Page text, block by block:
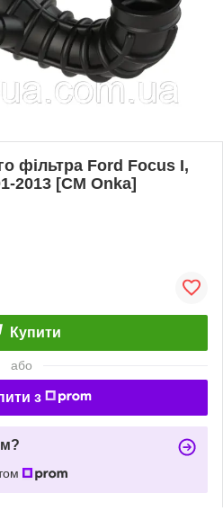
фільтра Ford Focus I,
2013 [СМ Onka]
Купити
або
з